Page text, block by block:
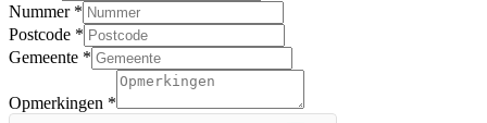
Nummer *
Postcode *
Gemeente *
Opmerkingen *